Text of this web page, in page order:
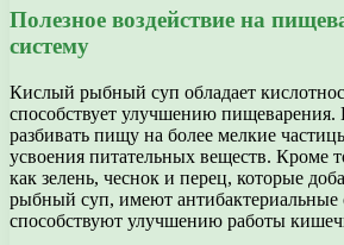
Полезное воздействие на
систему
Кислый рыбный суп обладает
способствует улучшению пищеварения.
разбивать пищу на более мелкие
усвоения питательных веществ. Кроме
как зелень, чеснок и перец, которые
рыбный суп, имеют антибактериальные
способствуют улучшению работы